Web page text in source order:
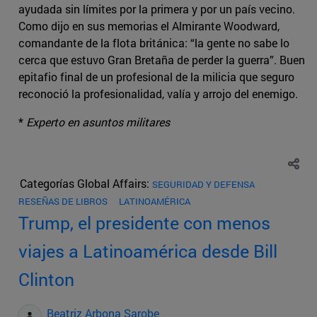
ayudada sin límites por la primera y por un país vecino.
Como dijo en sus memorias el Almirante Woodward,
comandante de la flota británica: “la gente no sabe lo
cerca que estuvo Gran Bretaña de perder la guerra”. Buen
epitafio final de un profesional de la milicia que seguro
reconoció la profesionalidad, valía y arrojo del enemigo.
* Experto en asuntos militares
Categorías Global Affairs: SEGURIDAD Y DEFENSA
RESEÑAS DE LIBROS
LATINOAMÉRICA
Trump, el presidente con menos
viajes a Latinoamérica desde Bill
Clinton
Beatriz Arbona Sarobe